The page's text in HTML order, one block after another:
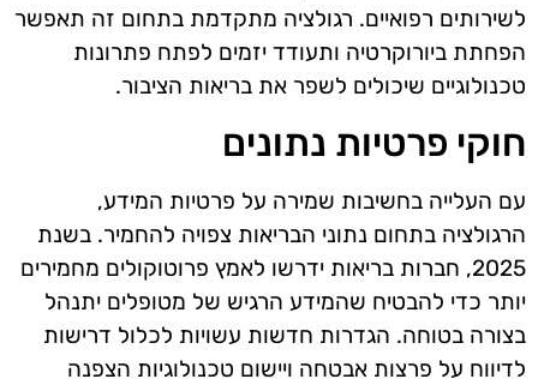
לשירותים רפואיים. רגולציה מתקדמת בתחום זה תאפשר
הפחתת ביורוקרטיה ותעודד יזמים לפתח פתרונות
טכנולוגיים שיכולים לשפר את בריאות הציבור.
חוקי פרטיות נתונים
עם העלייה בחשיבות שמירה על פרטיות המידע,
הרגולציה בתחום נתוני הבריאות צפויה להחמיר. בשנת
2025, חברות בריאות ידרשו לאמץ פרוטוקולים מחמירים
יותר כדי להבטיח שהמידע הרגיש של מטופלים יתנהל
בצורה בטוחה. הגדרות חדשות עשויות לכלול דרישות
לדיווח על פרצות אבטחה ויישום טכנולוגיות הצפנה